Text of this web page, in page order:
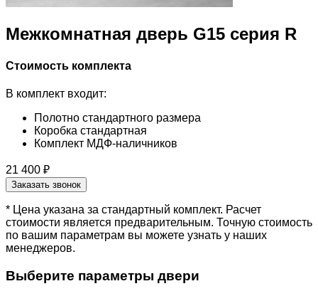
Межкомнатная дверь G15 серия R
Стоимость комплекта
В комплект входит:
Полотно стандартного размера
Коробка стандартная
Комплект МДФ-наличников
21 400 ₽
Заказать звонок
* Цена указана за стандартный комплект. Расчет
стоимости является предварительным. Точную стоимость
по вашим параметрам вы можете узнать у наших
менеджеров.
Выберите параметры двери